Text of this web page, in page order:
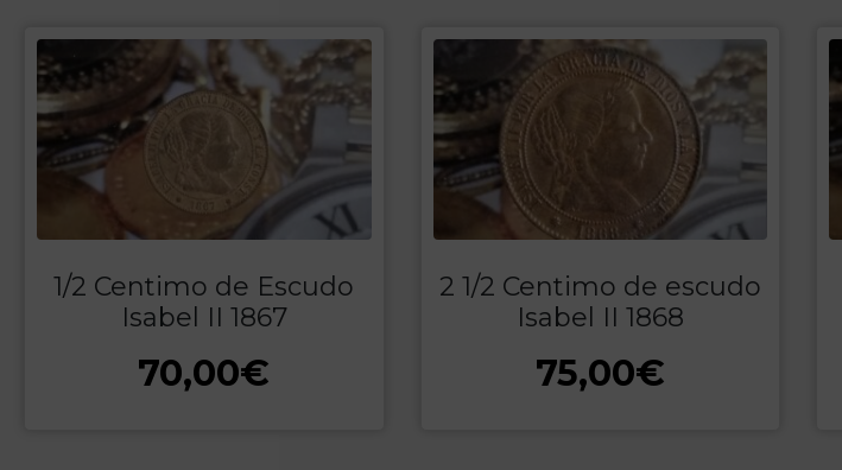
1/2 Centimo de Escudo
Isabel II 1867
70,00€
2 1/2 Centimo de escudo
Isabel II 1868
75,00€